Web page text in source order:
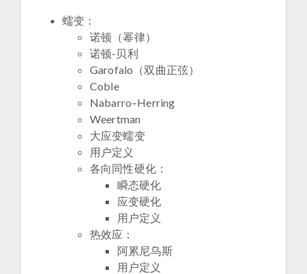
蠕变：
诺顿（幂律）
诺顿-贝利
Garofalo（双曲正弦）
Coble
Nabarro–Herring
Weertman
大应变蠕变
用户定义
各向同性硬化：
瞬态硬化
应变硬化
用户定义
热效应：
阿累尼乌斯
用户定义